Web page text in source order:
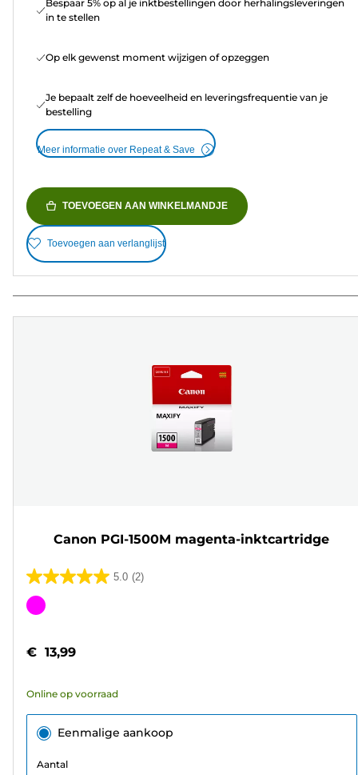
Bespaar 5% op al je inktbestellingen door herhalingsleveringen
in te stellen
Op elk gewenst moment wijzigen of opzeggen
Je bepaalt zelf de hoeveelheid en leveringsfrequentie van je
bestelling
Meer informatie over Repeat & Save
TOEVOEGEN AAN WINKELMANDJE
Toevoegen aan verlanglijst
Canon PGI-1500M magenta-inktcartridge
5.0 (2)
5.0
van
sterren.
beoordelingen
Kleurencartridge
€ 13,99
Online op voorraad
Eenmalige aankoop
Aantal